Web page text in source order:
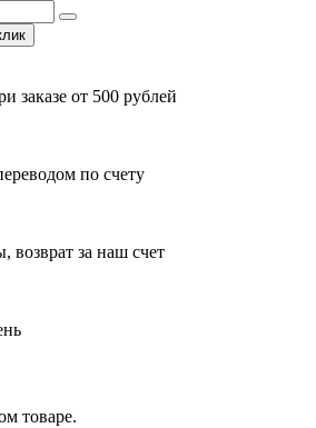
заказе от 500 рублей
по счету
возврат за наш счет
товаре.